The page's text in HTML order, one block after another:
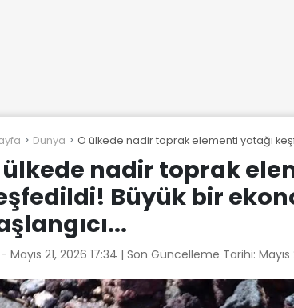
Dunya O ülkede nadir toprak elementi yatağı
ülkede nadir toprak
Büyük bir
Mayıs 21, 2026 17:34 | Son Güncelleme Tarihi: Mayıs